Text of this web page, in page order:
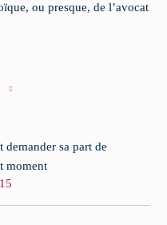
ou presque, de l’avocat
demander sa part de
moment